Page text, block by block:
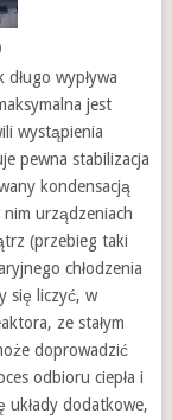
wypływa
jest
wystąpienia
pewna stabilizacja
kondensacją
urządzeniach
(przebieg taki
chłodzenia
się liczyć, w
ze stałym
doprowadzić
odbioru ciepła i
układy dodatkowe,